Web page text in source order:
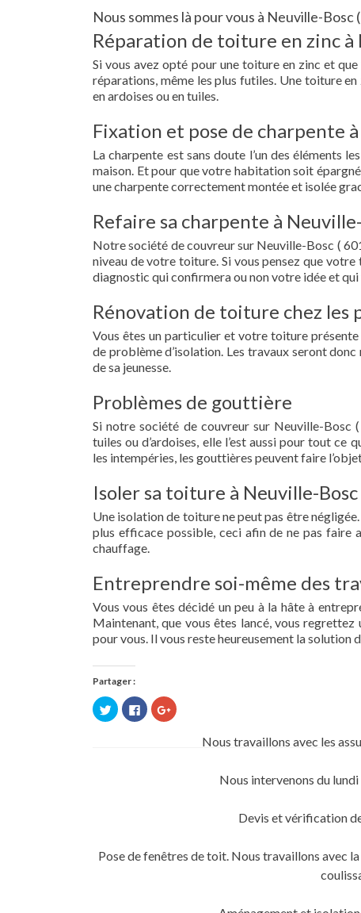
Nous sommes là pour vous à Neuville-Bosc
Réparation de toiture en zinc à
Si vous avez opté pour une toiture en zinc et
réparations, même les plus futiles. Une toiture
en ardoises ou en tuiles.
Fixation et pose de charpente
La charpente est sans doute l’un des éléments
maison. Et pour que votre habitation soit
une charpente correctement montée et isolée
Refaire sa charpente à
Notre société de couvreur sur Neuville-Bosc (
niveau de votre toiture. Si vous pensez que
diagnostic qui confirmera ou non votre idée et
Rénovation de toiture chez les
Vous êtes un particulier et votre toiture présente
de problème d’isolation. Les travaux seront
de sa jeunesse.
Problèmes de gouttière
Si notre société de couvreur sur Neuville-Bosc
tuiles ou d’ardoises, elle l’est aussi pour tout ce
les intempéries, les gouttières peuvent faire
Isoler sa toiture à Neuville-
Une isolation de toiture ne peut pas être
plus efficace possible, ceci afin de ne pas faire
chauffage.
Entreprendre soi-même des
Vous vous êtes décidé un peu à la hâte à
Maintenant, que vous êtes lancé, vous regrettez
pour vous. Il vous reste heureusement la solution
Partager :
Cliquez
pour
partager
Cliquez
pour
partager
Facebook(ouvre
Cliquez
pour
Google+Nous travaillons avec les
Nous intervenons du
Devis et vérification
Pose de fenêtres de toit. Nous travaillons avec